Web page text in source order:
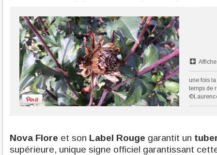
une fois
temps de
Nova Flore et son Label Rouge garantit un
supérieure, unique signe officiel garantissant